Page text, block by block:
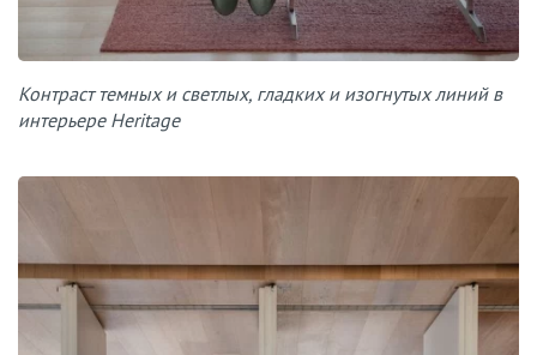
Контраст темных и светлых, гладких и изогнутых линий в
интерьере Heritage